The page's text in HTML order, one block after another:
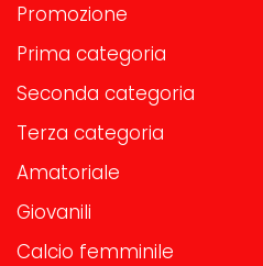
Promozione
Prima categoria
Seconda categoria
Terza categoria
Amatoriale
Giovanili
Calcio femminile